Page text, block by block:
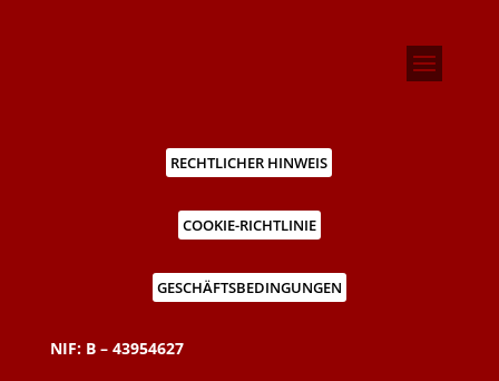
RECHTLICHER HINWEIS
COOKIE-RICHTLINIE
GESCHÄFTSBEDINGUNGEN
NIF: B – 43954627